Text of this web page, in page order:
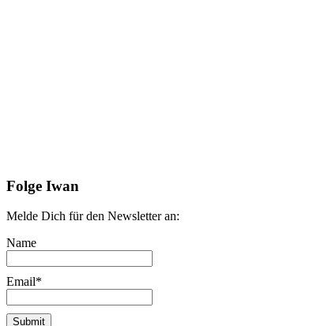
Folge Iwan
Melde Dich für den Newsletter an:
Name
Email*